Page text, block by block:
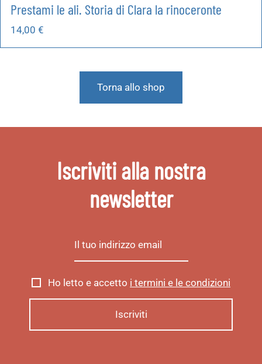
Prestami le ali. Storia di Clara la rinoceronte
14,00 €
Torna allo shop
Iscriviti alla nostra
newsletter
Ho letto e accetto i termini e le condizioni